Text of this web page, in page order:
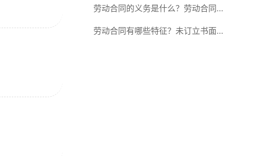
同的形式
劳动合同的义务是什么？劳动合同应
具备哪些条款？
劳动合同有哪些特征？未订立书面劳